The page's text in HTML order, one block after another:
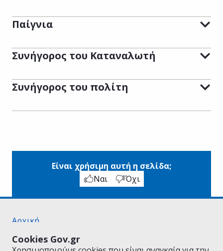
Cookies Gov.gr
Παίγνια
Συνήγορος του Καταναλωτή
Συνήγορος του πολίτη
Είναι χρήσιμη αυτή η σελίδα;
Ναι
Όχι
Αρχική
Όροι Χρήσης